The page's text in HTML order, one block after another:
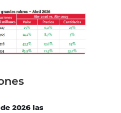
2026 las